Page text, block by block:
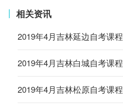
相关资讯
2019年4月吉林延边自考课
2019年4月吉林白城自考课
2019年4月吉林松原自考课